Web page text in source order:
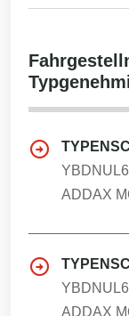
ADDAX
ADDAX